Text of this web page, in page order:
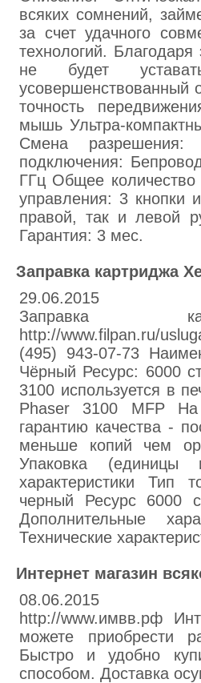
всяких сомнений,
за счет удачного
технологий.
не будет
усовершенствованный
точность
мышь Ультра-
Смена
подключения:
ГГц Общее количество
управления: 3 кнопки
правой, так и левой
Гарантия: 3 мес.
Заправка картриджа
29.06.2015
Заправка
http://www.filpan.ru/
(495) 943-07-73
Чёрный Ресурс: 6000
3100 используется в
Phaser 3100 MFP На
гарантию качества -
меньше копий чем
Упаковка
характеристики Тип
черный Ресурс 6000
Дополнительные
Технические
Интернет магазин
08.06.2015
http://www.имвв.рф
можете приобрести
Быстро и удобно
способом. Доставка